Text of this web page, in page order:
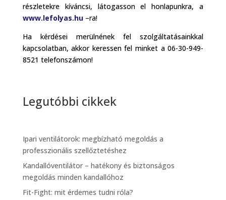
részletekre kíváncsi, látogasson el honlapunkra, a
www.lefolyas.hu–ra!
Ha kérdései merülnének fel szolgáltatásainkkal
kapcsolatban, akkor keressen fel minket a 06-30-949-
8521 telefonszámon!
Legutóbbi cikkek
Ipari ventilátorok: megbízható megoldás a
professzionális szellőztetéshez
Kandallóventilátor – hatékony és biztonságos
megoldás minden kandallóhoz
Fit-Fight: mit érdemes tudni róla?